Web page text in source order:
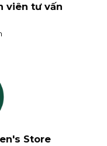
viên tư vấn
Store